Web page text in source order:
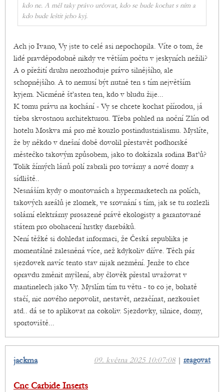
kdo ne. A měl taky právo určovat, kdo se bude kochat s ním a
kdo bude leštit jeho kyj.
Ach jo Ivano, Vy jste to celé asi nepochopila. Víte o tom, že
lidé pravděpodobně nikdy ve větším počtu v jeskyních nežili?
A o přežití druhu nerozhoduje právo silnějšího, ale
schopnějšího. A to nemusí být nutně ten s tím největším
kyjem. Nicméně šťasten ten, kdo v bludu žije...
K tomu právu na kochání - Vy se chcete kochat přírodou, já
třeba skvostnou architekturou. Třeba pohled na noční Zlín od
hotelu Moskva má pro mě kouzlo postindustrialismu. Myslíte,
že by někdo v dnešní době dovolil přestavět podhorské
městečko takovým způsobem, jako to dokázala rodina Baťů?
Tolik žírných lánů polí zabrali pro továrny a nové domy a
sídliště..
Nesnáším kydy o montovnách a hypermarketech na polích,
takových areálů je zlomek, ve srovnání s tím, jak se tu rozlezli
solární elektrárny prosazené právě ekologisty a garantované
státem pro obohacení hrstky darebáků.
Není těžké si dohledat informaci, že Česká republika je
momentálně zalesněná více, než kdykoliv dříve. Těch pár
sjezdovek navíc tento stav nijak nezmění. Jenže to chce
opravdu změnit myšlení, aby člověk přestal uvažovat v
mantinelech jako Vy. Myslím tím tu větu - to co je, bohatě
stačí, nic nového nepovolit, nestavět, nezačínat, nezkoušet
atd.. dá se to aplikovat na cokoliv. Sjezdovky, silnice, domy,
sportoviště...
09. května 2025 10:07:08| reagovat
jackma
Cnc Carbide Inserts